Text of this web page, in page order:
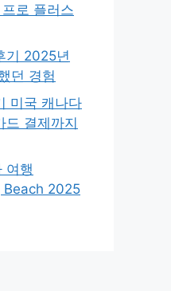
로 플러스
기 2025년
던 경험
미국 캐나다
드 결제까지
여행
2025